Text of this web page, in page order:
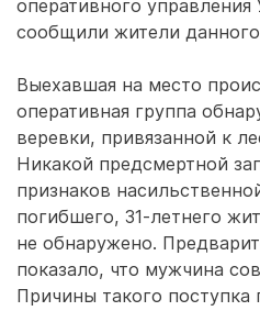
оперативного
сообщили жители
Выехавшая на место
оперативная группа
веревки, привязанной к
Никакой предсмертной
признаков
погибшего, 31-летнего
не обнаружено.
показало, что мужчина
Причины такого поступка